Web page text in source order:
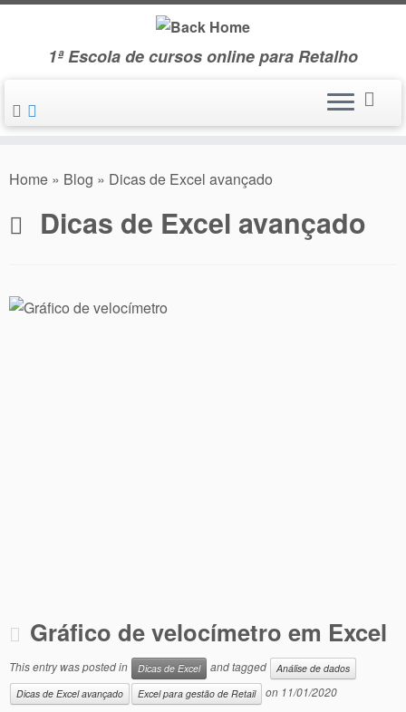
Skip
1ª Escola de cursos online para Retalho
Home » Blog » Dicas de Excel avançado
Dicas de Excel avançado
Gráfico de velocímetro em Excel
This entry was posted in Dicas de Excel and tagged
Análise de dados
Dicas de Excel avançado
Excel para gestão de Retail on 11/01/2020